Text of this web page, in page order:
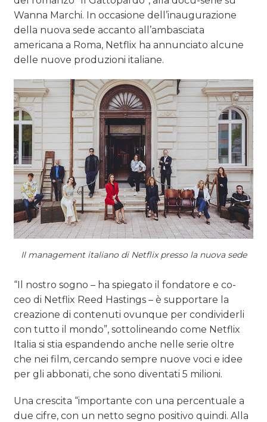
Wanna Marchi. In occasione dell’inaugurazione
della nuova sede accanto all’ambasciata
americana a Roma, Netflix ha annunciato alcune
delle nuove produzioni italiane.
Il management italiano di Netflix presso la nuova sede
“Il nostro sogno – ha spiegato il fondatore e co-
ceo di Netflix Reed Hastings – è supportare la
creazione di contenuti ovunque per condividerli
con tutto il mondo”, sottolineando come Netflix
Italia si stia espandendo anche nelle serie oltre
che nei film, cercando sempre nuove voci e idee
per gli abbonati, che sono diventati 5 milioni.
Una crescita “importante con una percentuale a
due cifre, con un netto segno positivo quindi. Alla